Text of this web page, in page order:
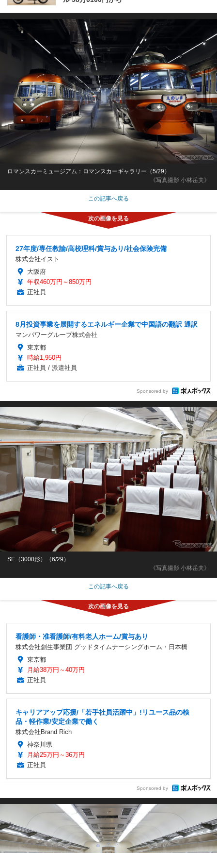
《写真撮影 小林岳夫》
ロマンスカーミュージアム：ロマンスカーギャラリー（5/29）
この記事へ戻る
27年度/専任教諭/高校理科/賞与あり/社会保険完備
株式会社イスト
大阪府
年収460万円～850万円
正社員
8月投資事業を展開するエネルギー企業で中国語の翻訳 通訳
マンパワーグループ株式会社
東京都
時給1,950円
正社員 / 派遣社員
Sponsored by
《写真撮影 小林岳夫》
SE（3000形）（6/29）
この記事へ戻る
看護師・准看護師/有料老人ホーム/賞与あり
株式会社創生事業団 グッドタイムナーシングホーム・日本橋
東京都
月給38万円～40万円
正社員
キャリアアップ応援/「若手社員活躍中」!リユース品の検
品・軽作業/安定企業で働く
株式会社Brand Rich
神奈川県
月給25万円～36万円
正社員
Sponsored by